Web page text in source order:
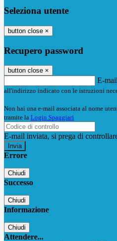
Seleziona utente
button close ×
Recupero password
button close ×
E-mail
all'indirizzo indicato con le istruzioni
Non hai una e-mail associata al nome
tramite la Login Spaggiari
E-mail inviata, si prega di
Errore
Chiudi
Successo
Chiudi
Informazione
Chiudi
Attendere...